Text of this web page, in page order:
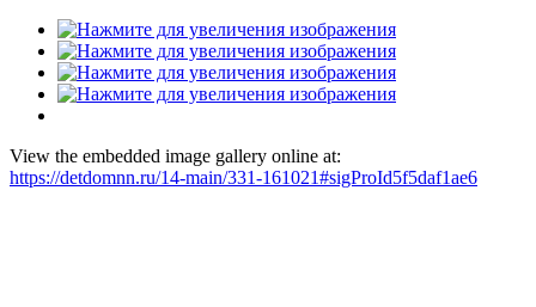
View the embedded image gallery online at:
https://detdomnn.ru/14-main/331-161021#sigProId5f5daf1ae6